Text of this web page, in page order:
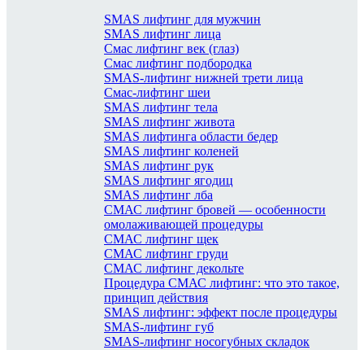
SMAS лифтинг для мужчин
SMAS лифтинг лица
Смас лифтинг век (глаз)
Смас лифтинг подбородка
SMAS-лифтинг нижней трети лица
Смас-лифтинг шеи
SMAS лифтинг тела
SMAS лифтинг живота
SMAS лифтинга области бедер
SMAS лифтинг коленей
SMAS лифтинг рук
SMAS лифтинг ягодиц
SMAS лифтинг лба
СМАС лифтинг бровей — особенности
омолаживающей процедуры
СМАС лифтинг щек
СМАС лифтинг груди
СМАС лифтинг декольте
Процедура СМАС лифтинг: что это такое,
принцип действия
SMAS лифтинг: эффект после процедуры
SMAS-лифтинг губ
SMAS-лифтинг носогубных складок